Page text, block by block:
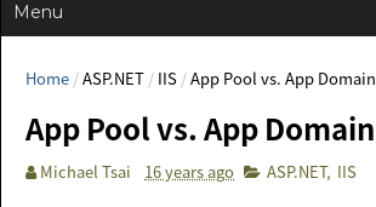
Home /ASP.NET / IIS /App Pool vs. App Domain
App Pool vs. App Domain
Michael Tsai 16 years ago ASP.NET, IIS